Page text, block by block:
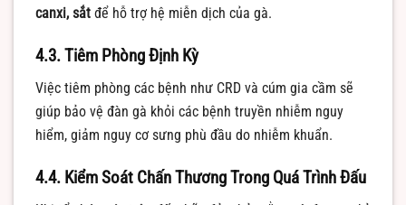
canxi, sắt để hỗ trợ hệ miễn dịch của gà.
4.3. Tiêm Phòng Định Kỳ
Việc tiêm phòng các bệnh như CRD và cúm gia cầm sẽ
giúp bảo vệ đàn gà khỏi các bệnh truyền nhiễm nguy
hiểm, giảm nguy cơ sưng phù đầu do nhiễm khuẩn.
4.4. Kiểm Soát Chấn Thương Trong Quá Trình Đấu